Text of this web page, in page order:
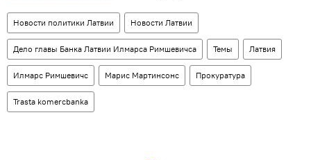
Новости политики Латвии Новости Латвии
Дело главы Банка Латвии Илмарса Римшевичса Темы Латвия
Илмарс Римшевичс Марис Мартинсонс Прокуратура
Trasta komercbanka